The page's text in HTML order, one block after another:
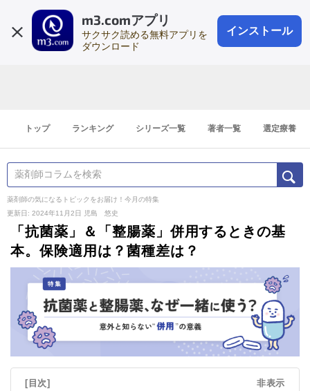
m3.comアプリ
サクサク読める無料アプリを
ダウンロード
インストール
会員登録
登録1分
トップ ランキング シリーズ一覧 著者一覧 選定療養
薬剤師の気になるトピックをお届け！今月の特集
更新日: 2024年11月2日
児島 悠史
「抗菌薬」＆「整腸薬」併用するときの基
本。保険適用は？菌種差は？
[目次] 非表示